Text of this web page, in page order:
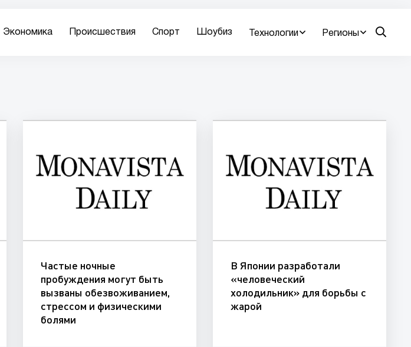
Экономика Происшествия Спорт Шоубиз Технологии Регионы
Частые ночные
пробуждения могут быть
вызваны обезвоживанием,
стрессом и физическими
болями
В Японии разработали
«человеческий
холодильник» для борьбы с
жарой